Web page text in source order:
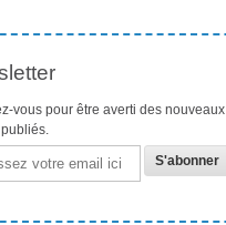
vous pour être averti des nouveaux